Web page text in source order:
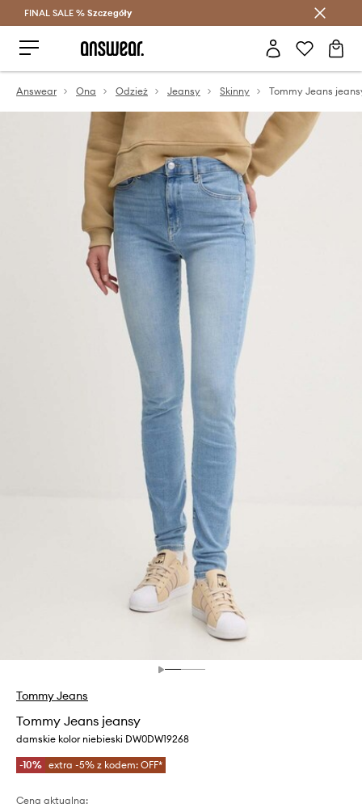
Oszczędzaj z Answear Club >
FINAL SALE % Szczegóły
Answear Ona Odzież Jeansy Skinny Tommy Jeans
Tommy Jeans
Tommy Jeans jeansy
damskie kolor niebieski DW0DW19268
-10% extra -5% z kodem: OFF*
Cena aktualna: